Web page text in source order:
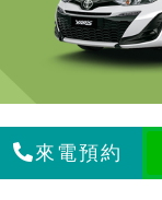
來電預約